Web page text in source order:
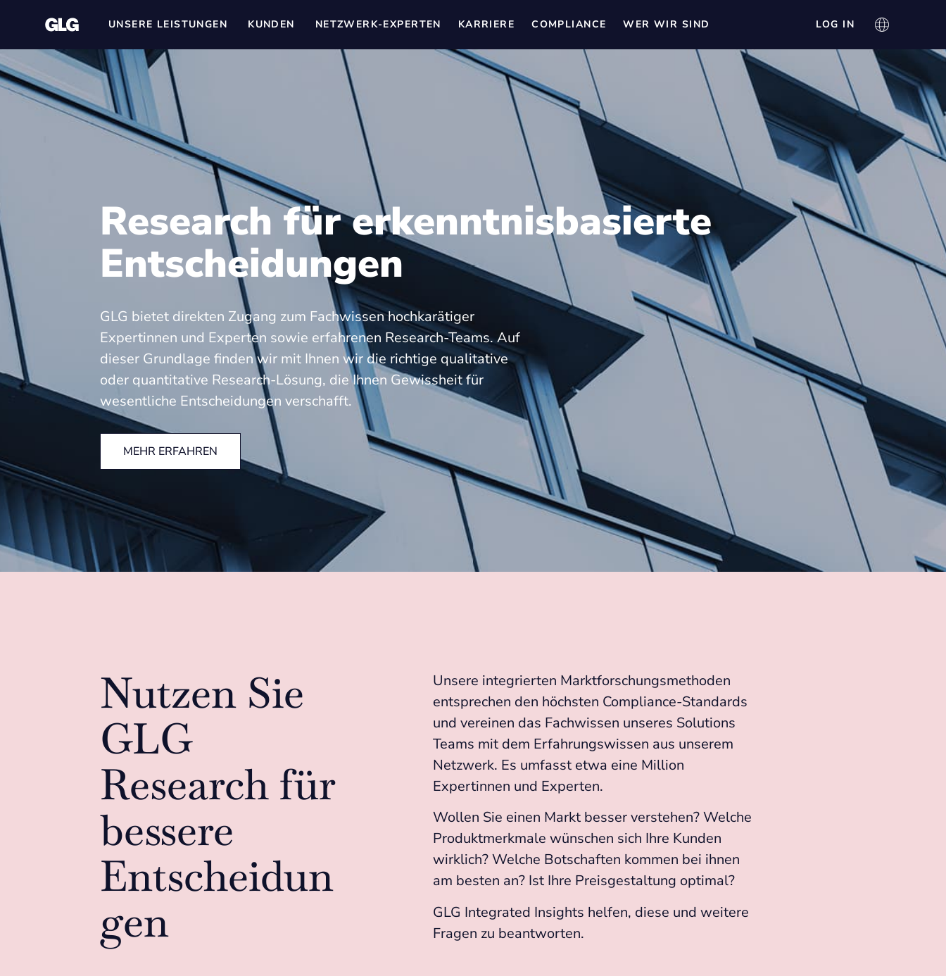
UNSERE LEISTUNGEN KUNDEN NETZWERK-EXPERTEN KARRIERE COMPLIANCE WER WIR SIND LOG IN
Research für erkenntnisbasierte
Entscheidungen
GLG bietet direkten Zugang zum Fachwissen hochkarätiger
Expertinnen und Experten sowie erfahrenen Research-Teams. Auf
dieser Grundlage finden wir mit Ihnen wir die richtige qualitative
oder quantitative Research-Lösung, die Ihnen Gewissheit für
wesentliche Entscheidungen verschafft.
MEHR ERFAHREN
Nutzen Sie
GLG
Research für
bessere
Entscheidun
gen
Unsere integrierten Marktforschungsmethoden
entsprechen den höchsten Compliance-Standards
und vereinen das Fachwissen unseres Solutions
Teams mit dem Erfahrungswissen aus unserem
Netzwerk. Es umfasst etwa eine Million
Expertinnen und Experten.
Wollen Sie einen Markt besser verstehen? Welche
Produktmerkmale wünschen sich Ihre Kunden
wirklich? Welche Botschaften kommen bei ihnen
am besten an? Ist Ihre Preisgestaltung optimal?
GLG Integrated Insights helfen, diese und weitere
Fragen zu beantworten.